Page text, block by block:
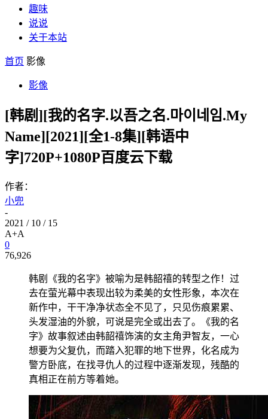
趣味
说说
关于本站
首页 影像
影像
[韩剧][我的名字.以吾之名.마이네임.My
Name][2021][全1-8集][韩语中
字]720P+1080P百度云下载
作者：
小兜
-
2021 / 10 / 15
A+A
0
76,926
韩剧《我的名字》被喻为是韩韶禧的转型之作！过
去在萤光幕中表现出较为柔美的女性形象，本次在
新作中，干干净净状态全不见了，只见伤痕累累、
头发湿油的外貌，可说是完全或出去了。《我的名
字》故事叙述由韩韶禧饰演的女主角尹智友，一心
想要为父复仇，而踏入犯罪的地下世界，化名成为
警方卧底，在找寻仇人的过程中逐渐发现，残酷的
真相正在前方等着她。